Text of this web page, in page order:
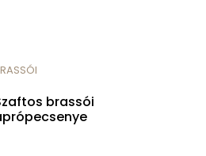
brassói